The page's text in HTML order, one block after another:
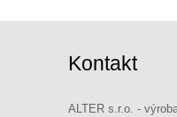
Kontakt
ALTER s.r.o. -